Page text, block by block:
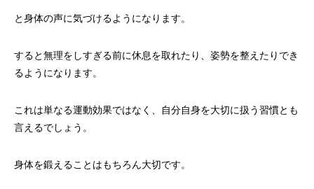
と身体の声に気づけるようになります。
すると無理をしすぎる前に休息を取れたり、姿勢を整えたりでき
るようになります。
これは単なる運動効果ではなく、自分自身を大切に扱う習慣とも
言えるでしょう。
身体を鍛えることはもちろん大切です。